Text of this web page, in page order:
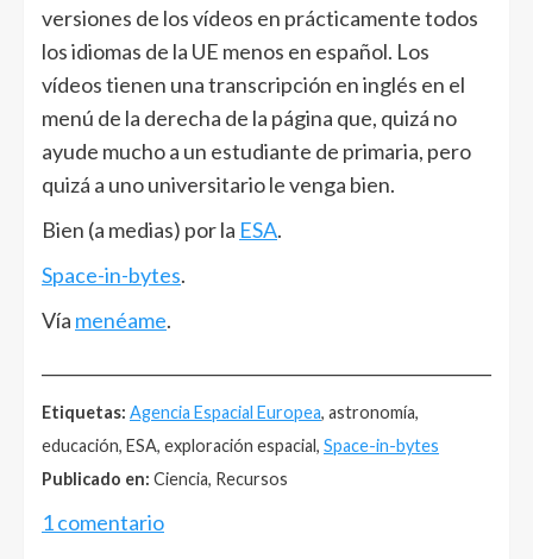
versiones de los vídeos en prácticamente todos
los idiomas de la UE menos en español. Los
vídeos tienen una transcripción en inglés en el
menú de la derecha de la página que, quizá no
ayude mucho a un estudiante de primaria, pero
quizá a uno universitario le venga bien.
Bien (a medias) por la ESA.
Space-in-bytes.
Vía menéame.
Etiquetas: Agencia Espacial Europea, astronomía,
educación, ESA, exploración espacial, Space-in-bytes
Publicado en: Ciencia, Recursos
1 comentario